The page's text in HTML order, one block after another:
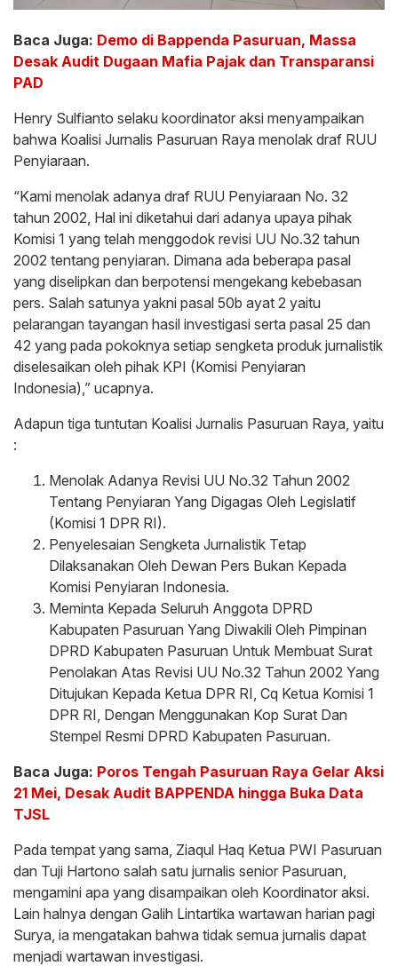
Baca Juga: Demo di Bappenda Pasuruan, Massa
Desak Audit Dugaan Mafia Pajak dan Transparansi
PAD
Henry Sulfianto selaku koordinator aksi menyampaikan
bahwa Koalisi Jurnalis Pasuruan Raya menolak draf RUU
Penyiaraan.
“Kami menolak adanya draf RUU Penyiaraan No. 32
tahun 2002, Hal ini diketahui dari adanya upaya pihak
Komisi 1 yang telah menggodok revisi UU No.32 tahun
2002 tentang penyiaran. Dimana ada beberapa pasal
yang diselipkan dan berpotensi mengekang kebebasan
pers. Salah satunya yakni pasal 50b ayat 2 yaitu
pelarangan tayangan hasil investigasi serta pasal 25 dan
42 yang pada pokoknya setiap sengketa produk jurnalistik
diselesaikan oleh pihak KPI (Komisi Penyiaran
Indonesia),” ucapnya.
Adapun tiga tuntutan Koalisi Jurnalis Pasuruan Raya, yaitu
:
Menolak Adanya Revisi UU No.32 Tahun 2002
Tentang Penyiaran Yang Digagas Oleh Legislatif
(Komisi 1 DPR RI).
Penyelesaian Sengketa Jurnalistik Tetap
Dilaksanakan Oleh Dewan Pers Bukan Kepada
Komisi Penyiaran Indonesia.
Meminta Kepada Seluruh Anggota DPRD
Kabupaten Pasuruan Yang Diwakili Oleh Pimpinan
DPRD Kabupaten Pasuruan Untuk Membuat Surat
Penolakan Atas Revisi UU No.32 Tahun 2002 Yang
Ditujukan Kepada Ketua DPR RI, Cq Ketua Komisi 1
DPR RI, Dengan Menggunakan Kop Surat Dan
Stempel Resmi DPRD Kabupaten Pasuruan.
Baca Juga: Poros Tengah Pasuruan Raya Gelar Aksi
21 Mei, Desak Audit BAPPENDA hingga Buka Data
TJSL
Pada tempat yang sama, Ziaqul Haq Ketua PWI Pasuruan
dan Tuji Hartono salah satu jurnalis senior Pasuruan,
mengamini apa yang disampaikan oleh Koordinator aksi.
Lain halnya dengan Galih Lintartika wartawan harian pagi
Surya, ia mengatakan bahwa tidak semua jurnalis dapat
menjadi wartawan investigasi.